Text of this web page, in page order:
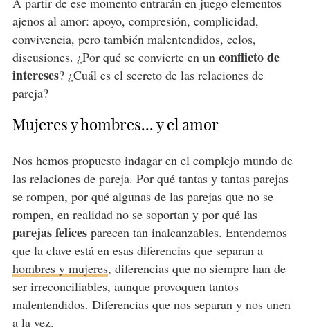
ajenos al amor: apoyo, compresión, complicidad,
convivencia, pero también malentendidos, celos,
discusiones. ¿Por qué se convierte en un conflicto de
intereses? ¿Cuál es el secreto de las relaciones de
pareja?
Mujeres y hombres... y el amor
Nos hemos propuesto indagar en el complejo mundo de
las relaciones de pareja. Por qué tantas y tantas parejas
se rompen, por qué algunas de las parejas que no se
rompen, en realidad no se soportan y por qué las
parejas felicesparecen tan inalcanzables. Entendemos
que la clave está en esas diferencias que separan a
hombres y mujeres, diferencias que no siempre han de
ser irreconciliables, aunque provoquen tantos
malentendidos. Diferencias que nos separan y nos unen
a la vez.